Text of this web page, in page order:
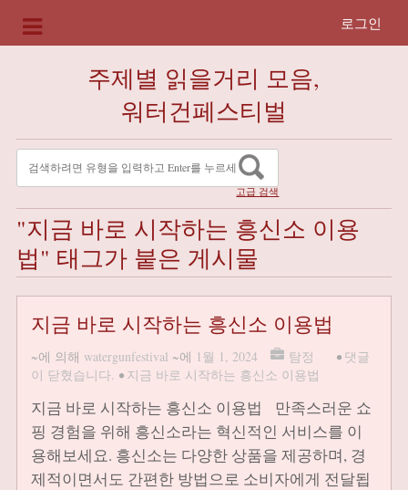
로그인
주제별 읽을거리 모음,
워터건페스티벌
고급 검색
"지금 바로 시작하는 흥신소 이용
법" 태그가 붙은 게시물
지금 바로 시작하는 흥신소 이용법
~에 의해 watergunfestival ~에 1월 1, 2024 탐정 • 댓글
이 닫혔습니다. • 지금 바로 시작하는 흥신소 이용법
지금 바로 시작하는 흥신소 이용법 만족스러운 쇼
핑 경험을 위해 흥신소라는 혁신적인 서비스를 이
용해보세요. 흥신소는 다양한 상품을 제공하며, 경
제적이면서도 간편한 방법으로 소비자에게 전달됩